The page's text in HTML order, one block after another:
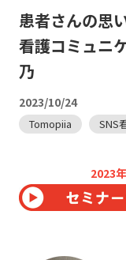
患者さんの思
看護コミュニ
乃
2023/10/24
Tomopiia SNS
2023